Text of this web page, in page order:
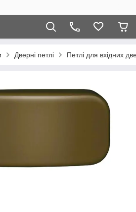
Дверні петлі Петлі для вхідних